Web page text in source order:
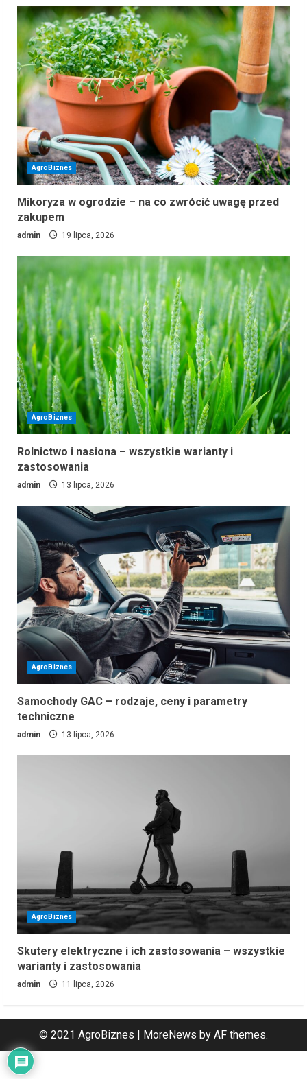
AgroBiznes
Mikoryza w ogrodzie – na co zwrócić uwagę przed
zakupem
admin 19 lipca, 2026
AgroBiznes
Rolnictwo i nasiona – wszystkie warianty i
zastosowania
admin 13 lipca, 2026
AgroBiznes
Samochody GAC – rodzaje, ceny i parametry
techniczne
admin 13 lipca, 2026
AgroBiznes
Skutery elektryczne i ich zastosowania – wszystkie
warianty i zastosowania
admin 11 lipca, 2026
© 2021 AgroBiznes | MoreNews by AF themes.